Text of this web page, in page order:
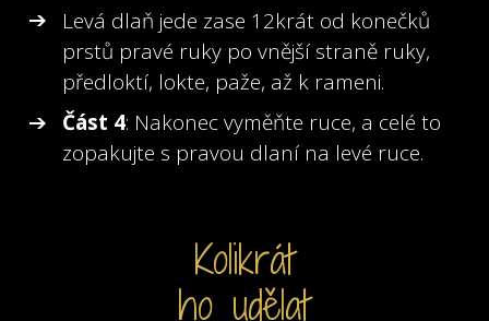
Levá dlaň jede zase 12krát od konečků
prstů pravé ruky po vnější straně ruky,
předloktí, lokte, paže, až k rameni.
Část 4: Nakonec vyměňte ruce, a celé to
zopakujte s pravou dlaní na levé ruce.
Kolikrát
ho udělat